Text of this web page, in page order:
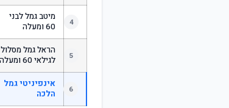
4
מיטב גמל לבני
60 ומעלה
5
הראל גמל מסלול
לגילאי 60 ומעלה
6
אינפיניטי גמל
הלכה